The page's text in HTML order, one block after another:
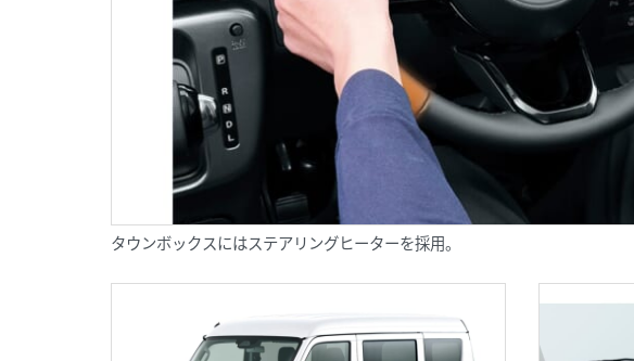
タウンボックスにはステアリングヒーターを採用。